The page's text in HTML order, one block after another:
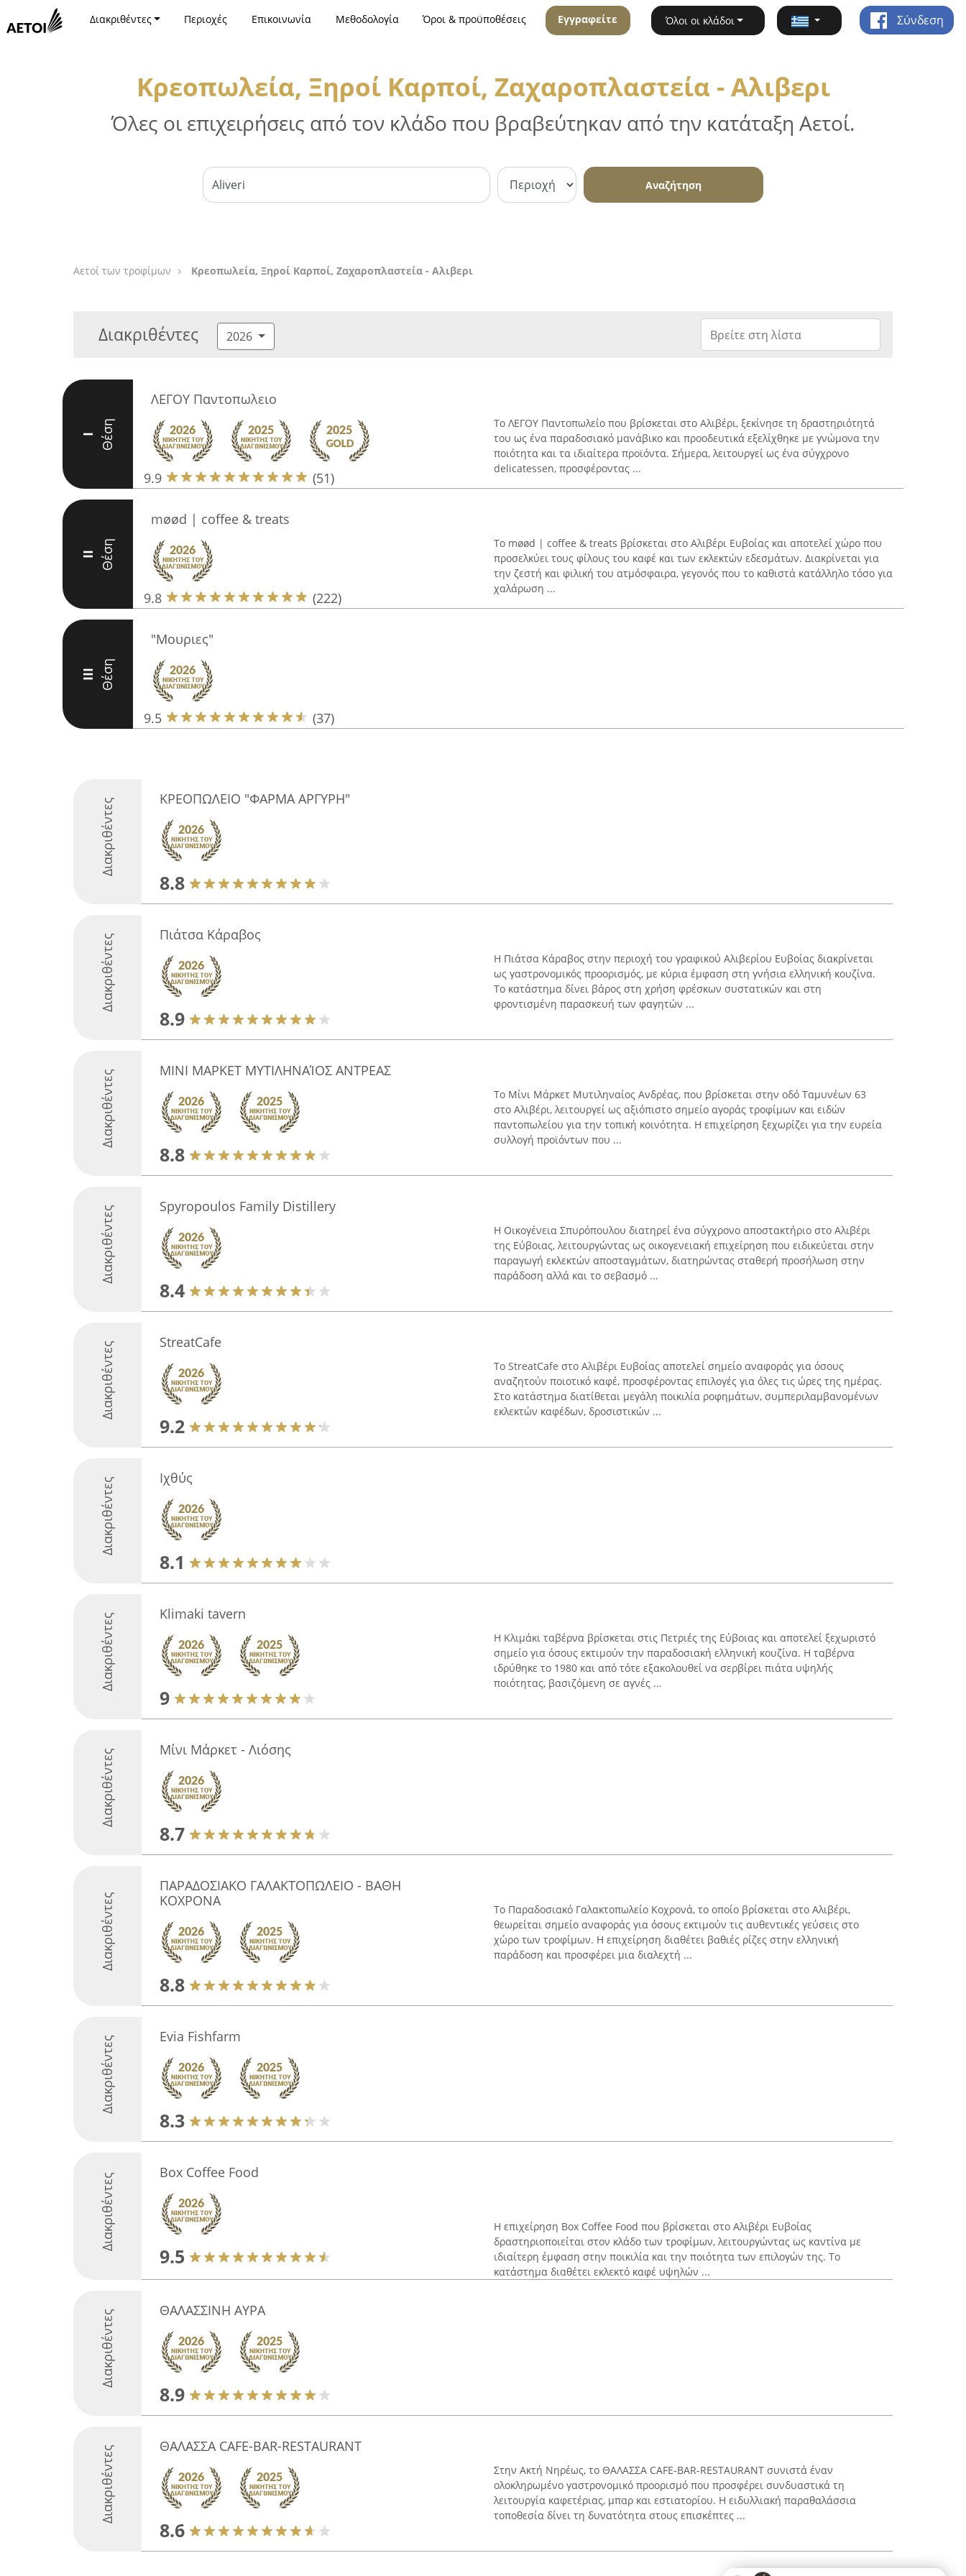
Διακριθέντες Περιοχές Επικοινωνία Μεθοδολογία Όροι & προϋποθέσεις Εγγραφείτε Όλοι οι κλάδοι Σύνδεση
Κρεοπωλεία, Ξηροί Καρποί, Ζαχαροπλαστεία - Αλιβερι
Όλες οι επιχειρήσεις από τον κλάδο που βραβεύτηκαν από την κατάταξη Αετοί.
Αναζήτηση
Αετοί των τροφίμων Κρεοπωλεία, Ξηροί Καρποί, Ζαχαροπλαστεία - Αλιβερι
Διακριθέντες 2026
I Θέση
ΛΕΓΟΥ Παντοπωλειο
9.9 (51)
Το ΛΕΓΟΥ Παντοπωλείο που βρίσκεται στο Αλιβέρι, ξεκίνησε τη δραστηριότητά
του ως ένα παραδοσιακό μανάβικο και προοδευτικά εξελίχθηκε με γνώμονα την
ποιότητα και τα ιδιαίτερα προϊόντα. Σήμερα, λειτουργεί ως ένα σύγχρονο
delicatessen, προσφέροντας ...
II Θέση
møød | coffee & treats
9.8 (222)
Το møød | coffee & treats βρίσκεται στο Αλιβέρι Ευβοίας και αποτελεί χώρο που
προσελκύει τους φίλους του καφέ και των εκλεκτών εδεσμάτων. Διακρίνεται για
την ζεστή και φιλική του ατμόσφαιρα, γεγονός που το καθιστά κατάλληλο τόσο για
χαλάρωση ...
III Θέση
"Μουριες"
9.5 (37)
Διακριθέντες ΚΡΕΟΠΩΛΕΙΟ "ΦΑΡΜΑ ΑΡΓΥΡΗ"
8.8
Διακριθέντες Πιάτσα Κάραβος
8.9
Η Πιάτσα Κάραβος στην περιοχή του γραφικού Αλιβερίου Ευβοίας διακρίνεται
ως γαστρονομικός προορισμός, με κύρια έμφαση στη γνήσια ελληνική κουζίνα.
Το κατάστημα δίνει βάρος στη χρήση φρέσκων συστατικών και στη
φροντισμένη παρασκευή των φαγητών ...
Διακριθέντες ΜΙΝΙ ΜΑΡΚΕΤ ΜΥΤΙΛΗΝΑΊΟΣ ΑΝΤΡΕΑΣ
8.8
Το Μίνι Μάρκετ Μυτιληναίος Ανδρέας, που βρίσκεται στην οδό Ταμυνέων 63
στο Αλιβέρι, λειτουργεί ως αξιόπιστο σημείο αγοράς τροφίμων και ειδών
παντοπωλείου για την τοπική κοινότητα. Η επιχείρηση ξεχωρίζει για την ευρεία
συλλογή προϊόντων που ...
Διακριθέντες Spyropoulos Family Distillery
8.4
Η Οικογένεια Σπυρόπουλου διατηρεί ένα σύγχρονο αποστακτήριο στο Αλιβέρι
της Εύβοιας, λειτουργώντας ως οικογενειακή επιχείρηση που ειδικεύεται στην
παραγωγή εκλεκτών αποσταγμάτων, διατηρώντας σταθερή προσήλωση στην
παράδοση αλλά και το σεβασμό ...
Διακριθέντες StreatCafe
9.2
Το StreatCafe στο Αλιβέρι Ευβοίας αποτελεί σημείο αναφοράς για όσους
αναζητούν ποιοτικό καφέ, προσφέροντας επιλογές για όλες τις ώρες της ημέρας.
Στο κατάστημα διατίθεται μεγάλη ποικιλία ροφημάτων, συμπεριλαμβανομένων
εκλεκτών καφέδων, δροσιστικών ...
Διακριθέντες Ιχθύς
8.1
Διακριθέντες Klimaki tavern
9
Η Κλιμάκι ταβέρνα βρίσκεται στις Πετριές της Εύβοιας και αποτελεί ξεχωριστό
σημείο για όσους εκτιμούν την παραδοσιακή ελληνική κουζίνα. Η ταβέρνα
ιδρύθηκε το 1980 και από τότε εξακολουθεί να σερβίρει πιάτα υψηλής
ποιότητας, βασιζόμενη σε αγνές ...
Διακριθέντες Μίνι Μάρκετ - Λιόσης
8.7
Διακριθέντες
ΠΑΡΑΔΟΣΙΑΚΟ ΓΑΛΑΚΤΟΠΩΛΕΙΟ - ΒΑΘΗ
ΚΟΧΡΟΝΑ
8.8
Το Παραδοσιακό Γαλακτοπωλείο Κοχρονά, το οποίο βρίσκεται στο Αλιβέρι,
θεωρείται σημείο αναφοράς για όσους εκτιμούν τις αυθεντικές γεύσεις στο
χώρο των τροφίμων. Η επιχείρηση διαθέτει βαθιές ρίζες στην ελληνική
παράδοση και προσφέρει μια διαλεχτή ...
Διακριθέντες Evia Fishfarm
8.3
Διακριθέντες Box Coffee Food
9.5
Η επιχείρηση Box Coffee Food που βρίσκεται στο Αλιβέρι Ευβοίας
δραστηριοποιείται στον κλάδο των τροφίμων, λειτουργώντας ως καντίνα με
ιδιαίτερη έμφαση στην ποικιλία και την ποιότητα των επιλογών της. Το
κατάστημα διαθέτει εκλεκτό καφέ υψηλών ...
Διακριθέντες ΘΑΛΑΣΣΙΝΗ ΑΥΡΑ
8.9
Διακριθέντες ΘΑΛΑΣΣΑ CAFE-BAR-RESTAURANT
8.6
Στην Ακτή Νηρέως, το ΘΑΛΑΣΣΑ CAFE-BAR-RESTAURANT συνιστά έναν
ολοκληρωμένο γαστρονομικό προορισμό που προσφέρει συνδυαστικά τη
λειτουργία καφετέριας, μπαρ και εστιατορίου. Η ειδυλλιακή παραθαλάσσια
τοποθεσία δίνει τη δυνατότητα στους επισκέπτες ...